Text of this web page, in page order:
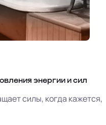
энергии и сил
силы, когда кажется,